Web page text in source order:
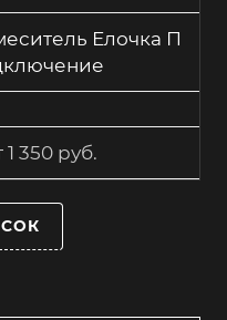
Елочка П
1 350 руб.